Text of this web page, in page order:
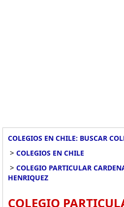
COLEGIOS EN CHILE: BUSCAR
> COLEGIOS EN CHILE
> COLEGIO PARTICULAR
HENRIQUEZ
COLEGIO